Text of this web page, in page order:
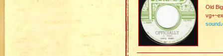
Old
sound♪